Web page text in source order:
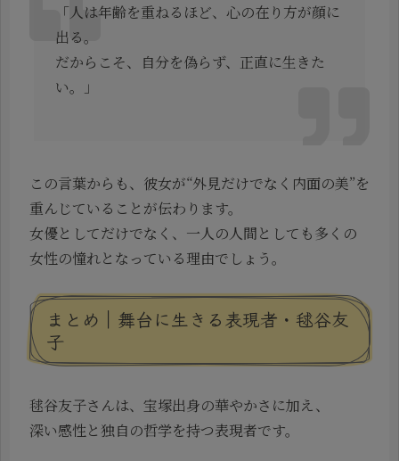
「人は年齢を重ねるほど、心の在り方が顔に
出る。
だからこそ、自分を偽らず、正直に生きた
い。」
この言葉からも、彼女が“外見だけでなく内面の美”を
重んじていることが伝わります。
女優としてだけでなく、一人の人間としても多くの
女性の憧れとなっている理由でしょう。
まとめ｜舞台に生きる表現者・毬谷友
子
毬谷友子さんは、宝塚出身の華やかさに加え、
深い感性と独自の哲学を持つ表現者です。